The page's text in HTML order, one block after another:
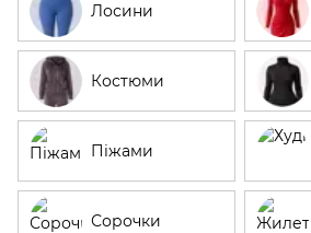
Лосини
Костюми
Піжами
Сорочки